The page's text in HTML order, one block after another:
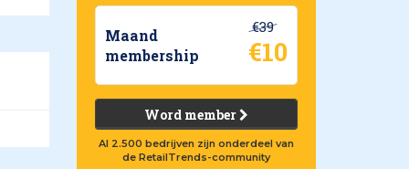
Maand
membership
€39
€10
Word member
Al 2.500 bedrijven zijn onderdeel van
de RetailTrends-community